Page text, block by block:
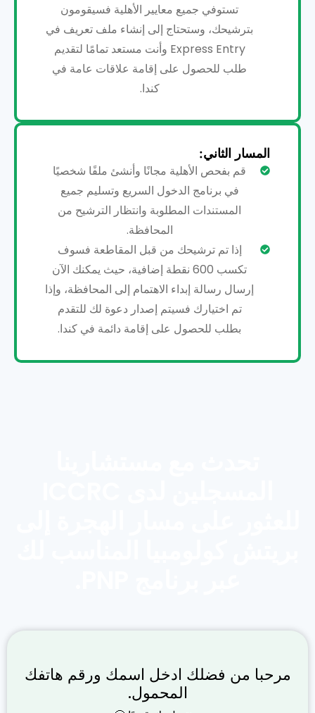
تستوفي جميع معايير الأهلية فسيقومون
بترشيحك، وستحتاج إلى إنشاء ملف تعريف في
Express Entry وأنت مستعد تمامًا لتقديم
طلب للحصول على إقامة علاقات عامة في
كندا.
المسار الثاني:
قم بفحص الأهلية مجانًا وأنشئ ملفًا شخصيًا
في برنامج الدخول السريع وتسليم جميع
المستندات المطلوبة وانتظار الترشيح من
المحافظة.
إذا تم ترشيحك من قبل المقاطعة فسوف
تكسب 600 نقطة إضافية، حيث يمكنك الآن
إرسال رسالة إبداء الاهتمام إلى المحافظة، وإذا
تم اختيارك فسيتم إصدار دعوة لك للتقدم
بطلب للحصول على إقامة دائمة في كندا.
مرحبا من فضلك ادخل اسمك ورقم هاتفك
المحمول.